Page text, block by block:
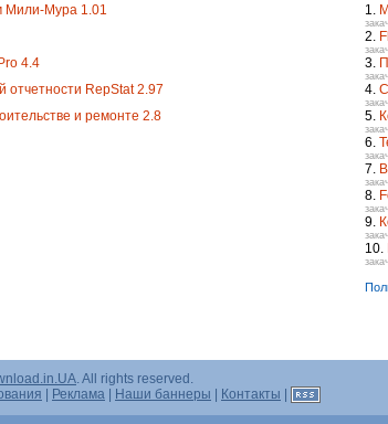
Мили-Мура 1.01
4.4
отчетности RepStat 2.97
и ремонте 2.8
1.
2.
3.
4.
5.
6.
7.
8.
9.
10.
. All rights reserved.
Реклама Наши баннеры Контакты